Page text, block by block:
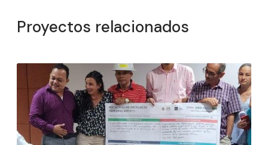
Proyectos relacionados